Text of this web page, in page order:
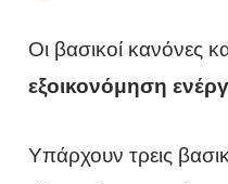
Οι βασικοί κανόνες
εξοικονόμηση
Υπάρχουν τρεις